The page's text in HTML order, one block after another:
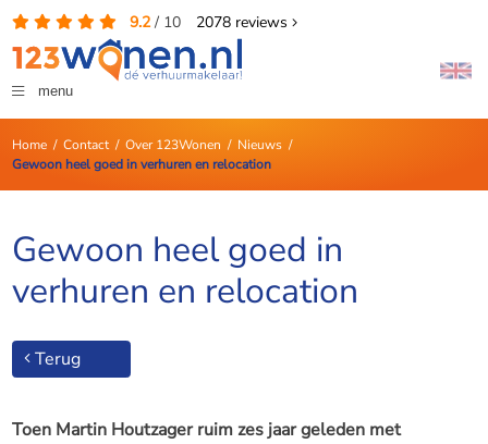
9.2/ 10 2078reviews
menu
Home/ Contact/ Over 123Wonen / Nieuws/
Gewoon heel goed in verhuren en relocation
Gewoon heel goed in
verhuren en relocation
Terug
Toen Martin Houtzager ruim zes jaar geleden met